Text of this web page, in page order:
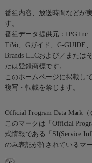
番組内容、放送時間などが
す。
番組データ提供元：IPG Inc.
TiVo、Gガイド、G-GUIDE
Brands LLCおよび／または
たは登録商標です。
このホームページに掲載し
複写・転載を禁じます。
Official Program Data Mark（
このマークは「Official
式情報である「SI(Service
のみ表記が許されているマー